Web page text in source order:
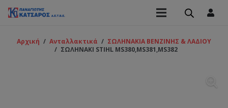
Αρχική / Ανταλλακτικά / ΣΩΛΗΝΑΚΙΑ ΒΕΝΖΙΝΗΣ & ΛΑΔΙΟΥ
/ ΣΩΛΗΝΑΚΙ STIHL MS380,MS381,MS382